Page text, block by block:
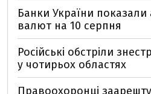
Банки України показали
валют на 10 серпня
Російські обстріли
у чотирьох областях
Правоохоронці